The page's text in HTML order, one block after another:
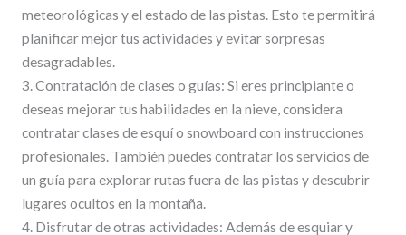
meteorológicas y el estado de las pistas. Esto te permitirá
planificar mejor tus actividades y evitar sorpresas
desagradables.
3. Contratación de clases o guías: Si eres principiante o
deseas mejorar tus habilidades en la nieve, considera
contratar clases de esquí o snowboard con instrucciones
profesionales. También puedes contratar los servicios de
un guía para explorar rutas fuera de las pistas y descubrir
lugares ocultos en la montaña.
4. Disfrutar de otras actividades: Además de esquiar y